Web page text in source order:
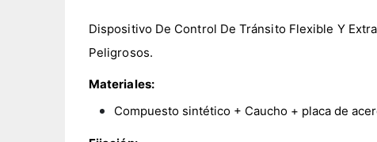
Dispositivo De Control De Tránsito Flexible Y
Peligrosos.
Materiales:
Compuesto sintético + Caucho + placa de